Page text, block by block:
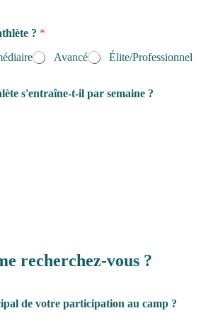
? *
Avancé Élite/Professionnel
s'entraîne-t-il par semaine ?
recherchez-vous ?
de votre participation au camp ?